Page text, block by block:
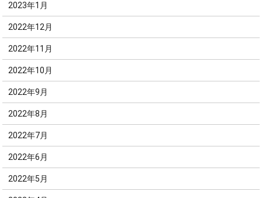
2023年1月
2022年12月
2022年11月
2022年10月
2022年9月
2022年8月
2022年7月
2022年6月
2022年5月